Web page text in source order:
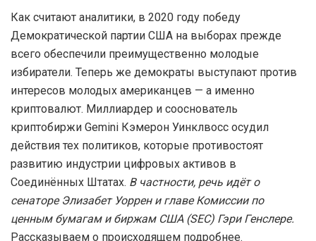
Как считают аналитики, в 2020 году победу
Демократической партии США на выборах прежде
всего обеспечили преимущественно молодые
избиратели. Теперь же демократы выступают против
интересов молодых американцев — а именно
криптовалют. Миллиардер и сооснователь
криптобиржи Gemini Кэмерон Уинклвосс осудил
действия тех политиков, которые противостоят
развитию индустрии цифровых активов в
Соединённых Штатах. В частности, речь идёт о
сенаторе Элизабет Уоррен и главе Комиссии по
ценным бумагам и биржам США (SEC) Гэри Генслере.
Рассказываем о происходящем подробнее.